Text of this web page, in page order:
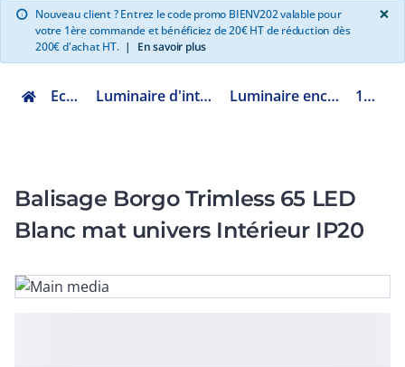
info Nouveau client ? Entrez le code promo BIENV202 valable pour
votre 1ère commande et bénéficiez de 20€ HT de réduction dès
200€ d'achat HT. | En savoir plus
×
Eclairage Luminaire d'intérieur décoratif Luminaire encastré décoratif 1212008
Balisage Borgo Trimless 65 LED
Blanc mat univers Intérieur IP20